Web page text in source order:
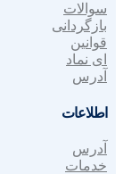
سوالات
بازگردانی
قوانین
ای نماد
آدرس
اطلاعات
آدرس
خدمات